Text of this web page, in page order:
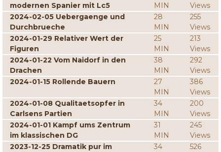
modernen Spanier mit Lc5
MIN
Views
2024-02-05 Uebergaenge und
Durchbrueche
28
MIN
255
Views
2024-01-29 Relativer Wert der
Figuren
25
MIN
213
Views
2024-01-22 Vom Naidorf in den
Drachen
38
MIN
292
Views
2024-01-15 Rollende Bauern
27
MIN
386
Views
2024-01-08 Qualitaetsopfer in
Carlsens Partien
34
MIN
200
Views
2024-01-01 Kampf ums Zentrum
im klassischen DG
31
MIN
245
Views
2023-12-25 Dramatik pur im
34
526